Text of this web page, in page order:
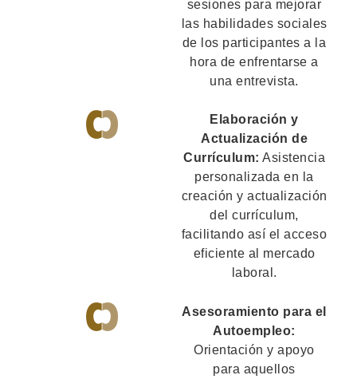
sesiones para mejorar
las habilidades sociales
de los participantes a la
hora de enfrentarse a
una entrevista.
Elaboración y
Actualización de
Currículum: Asistencia
personalizada en la
creación y actualización
del currículum,
facilitando así el acceso
eficiente al mercado
laboral.
Asesoramiento para el
Autoempleo:
Orientación y apoyo
para aquellos